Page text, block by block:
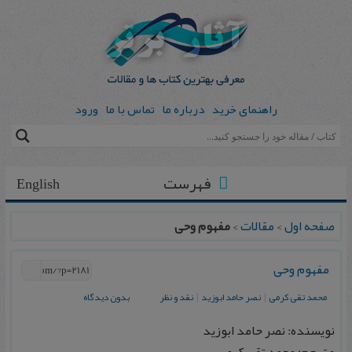
راهنمای خرید درباره ما تماس با ما ورود
English فهرست
صفحه اول>مقالات>مفهوم وحی
مفهوم وحی
محمد تقی کرمی |نصر حامد ابوزید |نقد و نظر بدون دیدگاه
نویسنده: نصر حامد ابوزید